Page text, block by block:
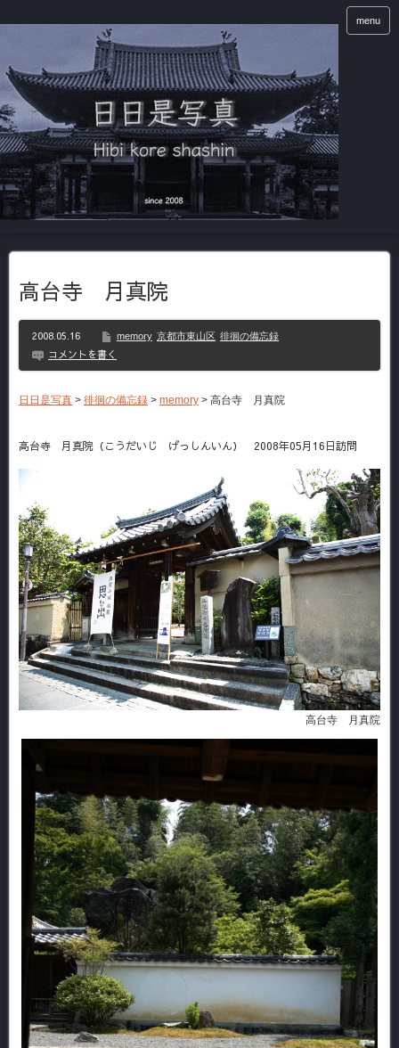
menu
高台寺 月真院
2008.05.16 memory 京都市東山区 徘徊の備忘録
コメントを書く
日日是写真 > 徘徊の備忘録 > memory > 高台寺 月真院
高台寺 月真院（こうだいじ げっしんいん） 2008年05月16日訪問
高台寺 月真院